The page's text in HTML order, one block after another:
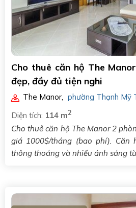
Cho thuê căn hộ The
đẹp, đầy đủ tiện nghi
The Manor
phường Thạnh Mỹ
Diện tích: 114 m2
Cho thuê căn hộ The Manor 2
giá 1000$/tháng (bao phí).
thông thoáng và nhiếu ánh sáng từ